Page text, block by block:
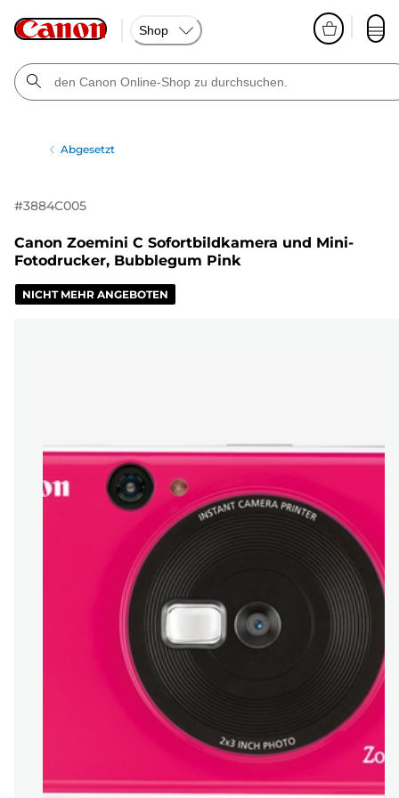
Shop
Abgesetzt
#3884C005
Canon Zoemini C Sofortbildkamera und Mini-
Fotodrucker, Bubblegum Pink
NICHT MEHR ANGEBOTEN